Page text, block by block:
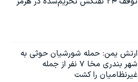
ارتش یمن: حمله شورشیان حوثی به
شهر بندری مخا ۷ نفر از جمله
غیرنظامیان را کشت